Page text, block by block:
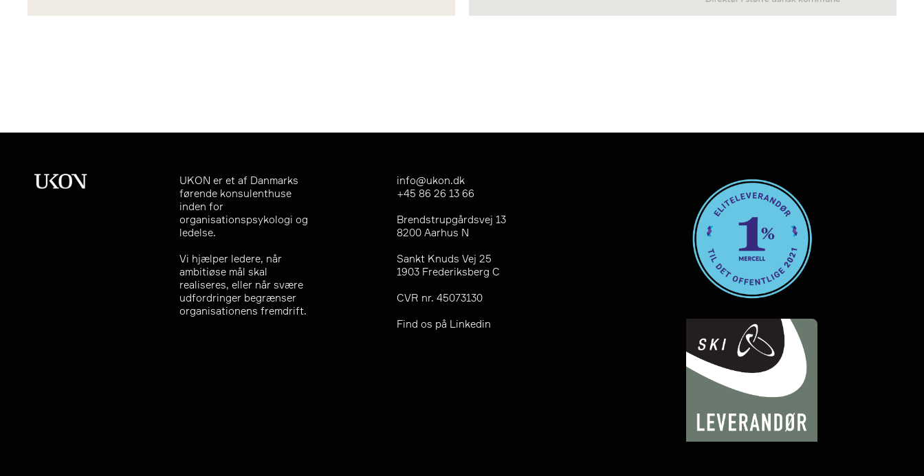
UKON er et af Danmarks
førende konsulenthuse
inden for
organisationspsykologi og
ledelse.
Vi hjælper ledere, når
ambitiøse mål skal
realiseres, eller når svære
udfordringer begrænser
organisationens fremdrift.
info@ukon.dk
+45 86 26 13 66
Brendstrupgårdsvej 13
8200 Aarhus N
Sankt Knuds Vej 25
1903 Frederiksberg C
CVR nr. 45073130
Find os på Linkedin